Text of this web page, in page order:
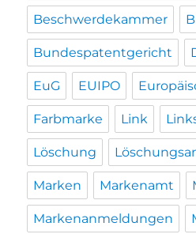
Beschwerdekammer
Bundespatentgericht
EuG EUIPO
Farbmarke Link
Löschung
Marken Markenamt
Markenanmeldungen